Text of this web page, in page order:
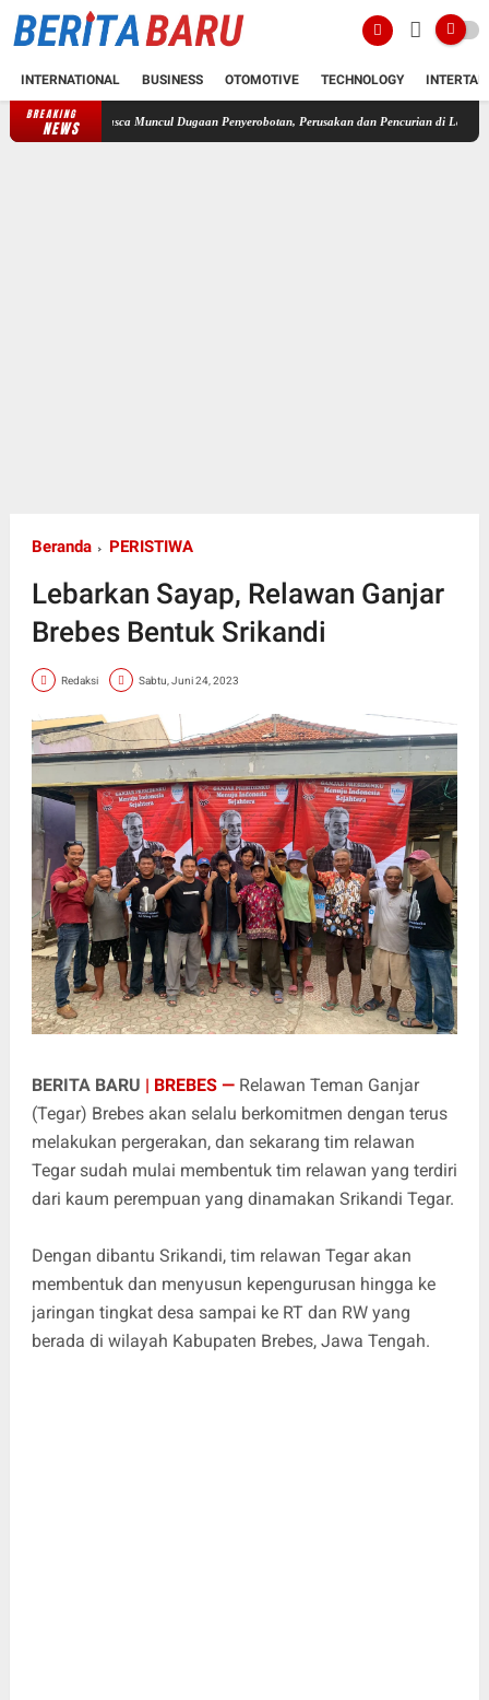
INTERNATIONAL BUSINESS OTOMOTIVE TECHNOLOGY
BREAKING
NEWS
Pasca Muncul Dugaan Penyerobotan, Perusakan dan Pencurian di Lahan Sengketa
Beranda PERISTIWA
Lebarkan Sayap, Relawan Ganjar
Brebes Bentuk Srikandi
Redaksi Sabtu, Juni 24, 2023
BERITA BARU | BREBES — Relawan Teman Ganjar
(Tegar) Brebes akan selalu berkomitmen dengan terus
melakukan pergerakan, dan sekarang tim relawan
Tegar sudah mulai membentuk tim relawan yang terdiri
dari kaum perempuan yang dinamakan Srikandi Tegar.
Dengan dibantu Srikandi, tim relawan Tegar akan
membentuk dan menyusun kepengurusan hingga ke
jaringan tingkat desa sampai ke RT dan RW yang
berada di wilayah Kabupaten Brebes, Jawa Tengah.